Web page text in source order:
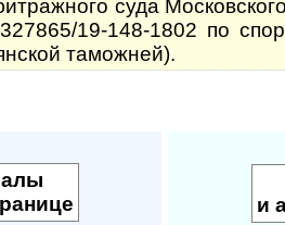
суда
19-148-1802 по
таможней).
и